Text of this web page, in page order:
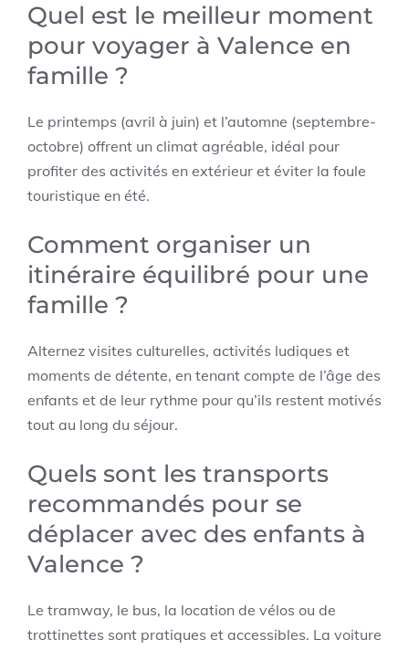
Quel est le meilleur moment
pour voyager à Valence en
famille ?
Le printemps (avril à juin) et l’automne (septembre-
octobre) offrent un climat agréable, idéal pour
profiter des activités en extérieur et éviter la foule
touristique en été.
Comment organiser un
itinéraire équilibré pour une
famille ?
Alternez visites culturelles, activités ludiques et
moments de détente, en tenant compte de l’âge des
enfants et de leur rythme pour qu’ils restent motivés
tout au long du séjour.
Quels sont les transports
recommandés pour se
déplacer avec des enfants à
Valence ?
Le tramway, le bus, la location de vélos ou de
trottinettes sont pratiques et accessibles. La voiture